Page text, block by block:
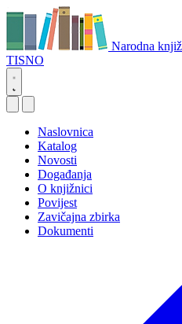
Narodna
TISNO
Naslovnica
Katalog
Novosti
Događanja
O knjižnici
Povijest
Zavičajna zbirka
Dokumenti